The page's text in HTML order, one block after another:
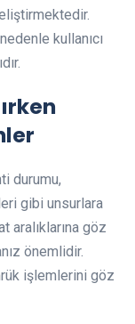
kullanıcı
durumu,
gibi unsurlara
aralıklarına göz
önemlidir.
işlemlerini göz